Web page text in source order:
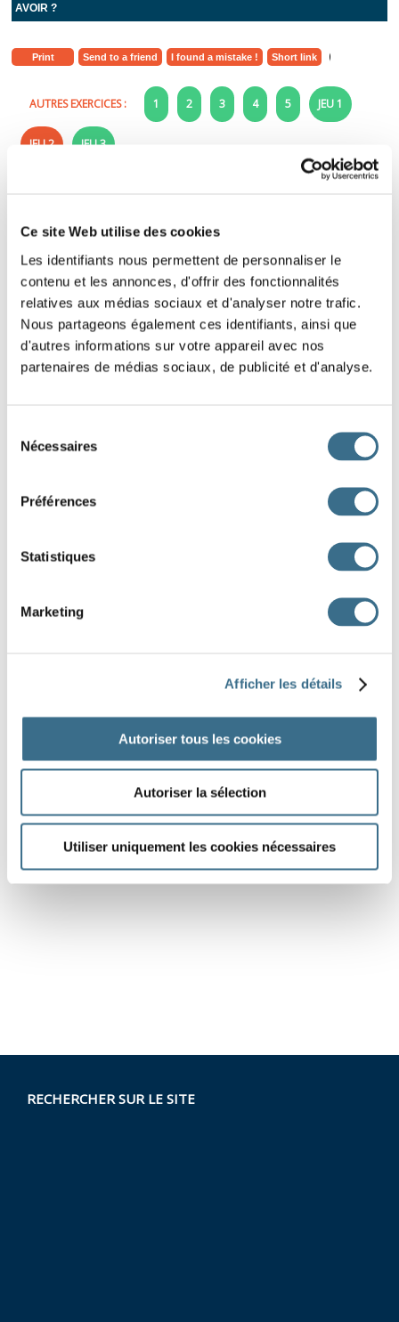
Ce site Web utilise des cookies
Les identifiants nous permettent de personnaliser le
contenu et les annonces, d'offrir des fonctionnalités
relatives aux médias sociaux et d'analyser notre trafic.
Nous partageons également ces identifiants, ainsi que
d'autres informations sur votre appareil avec nos
partenaires de médias sociaux, de publicité et d'analyse.
Nécessaires
Préférences
Statistiques
Marketing
Afficher les détails
Autoriser tous les cookies
Autoriser la sélection
Utiliser uniquement les cookies nécessaires
AVOIR ?
Print Send to a friend I found a mistake ! Short link
AUTRES EXERCICES : 1 2 3 4 5 JEU 1
JEU 2 JEU 3
Clique sur le bon auxiliaire !
3 exercices de conjugaison primaire / collège / Fle en ligne.
10 phrases par exercice.
RECHERCHER SUR LE SITE